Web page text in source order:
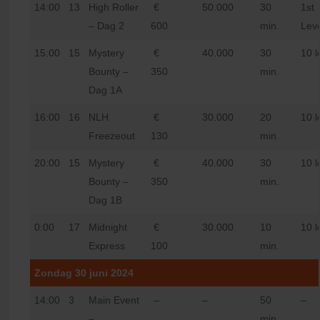
14:00 13
High Roller
– Dag 2
€
600
50.000
30
min.
1st
15:00 15
Mystery
Bounty –
Dag 1A
€
350
40.000
30
min.
10
16:00 16
NLH
Freezeout
€
130
30.000
20
min.
10
20:00 15
Mystery
Bounty –
Dag 1B
€
350
40.000
30
min.
10
0:00 17
Midnight
Express
€
100
30.000
10
min.
10
Zondag 30 juni 2024
14:00 3
Main Event
– –
50
–